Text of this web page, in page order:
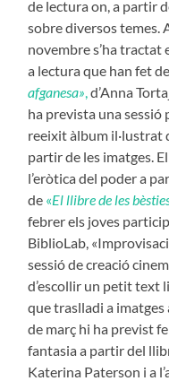
de lectura on, a partir
sobre diversos temes.
novembre s’ha
a lectura que han fet de
afganesa» d’Anna
ha prevista una sessió
reeixit àlbum il·lustrat
partir de les imatges.
l’eròtica del poder a
de «El llibre de les
febrer els joves
BiblioLab,
sessió de creació
d’escollir un petit text
que traslladi a imatges
de març hi ha previst
fantasia a partir del
Katerina Paterson i a